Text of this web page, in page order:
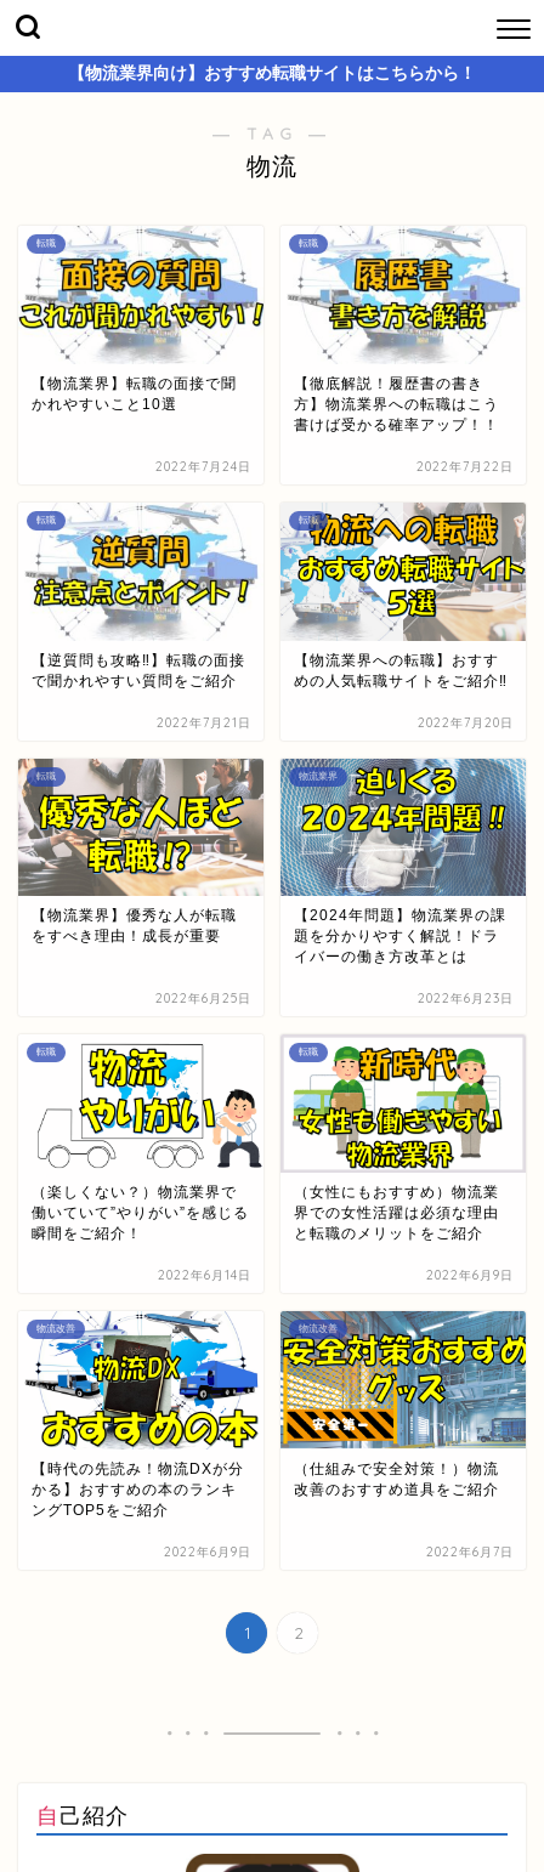
【物流業界向け】おすすめ転職サイトはこちらから！
― TAG ―
物流
転職
【物流業界】転職の面接で聞
かれやすいこと10選
2022年7月24日
転職
【徹底解説！履歴書の書き
方】物流業界への転職はこう
書けば受かる確率アップ！！
2022年7月22日
転職
【逆質問も攻略‼】転職の面接
で聞かれやすい質問をご紹介
2022年7月21日
転職
【物流業界への転職】おすす
めの人気転職サイトをご紹介‼
2022年7月20日
転職
【物流業界】優秀な人が転職
をすべき理由！成長が重要
2022年6月25日
物流業界
【2024年問題】物流業界の課
題を分かりやすく解説！ドラ
イバーの働き方改革とは
2022年6月23日
転職
（楽しくない？）物流業界で
働いていて”やりがい”を感じる
瞬間をご紹介！
2022年6月14日
転職
（女性にもおすすめ）物流業
界での女性活躍は必須な理由
と転職のメリットをご紹介
2022年6月9日
物流改善
【時代の先読み！物流DXが分
かる】おすすめの本のランキ
ングTOP5をご紹介
2022年6月9日
物流改善
（仕組みで安全対策！）物流
改善のおすすめ道具をご紹介
2022年6月7日
1 2
自己紹介